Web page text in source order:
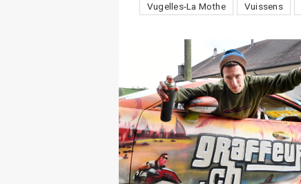
Vugelles-La Mothe
Vuissens